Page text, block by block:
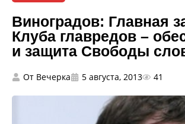
Виноградов: Главная
Клуба главредов –
и защита Свободы
От Вечерка 5 августа, 2013 41